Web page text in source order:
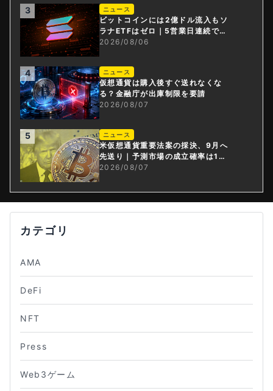
3 ニュース
ビットコインには2億ドル流入もソ
ラナETFはゼロ｜5営業日連続で停
止
2026/08/06
4 ニュース
仮想通貨は購入後すぐ送れなくな
る？金融庁が出庫制限を要請
2026/08/07
5 ニュース
米仮想通貨重要法案の採決、9月へ
先送り｜予測市場の成立確率は1
4%に
2026/08/07
カテゴリ
AMA
DeFi
NFT
Press
Web3ゲーム